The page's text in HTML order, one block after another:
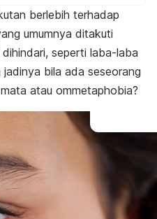
berlebih terhadap
umumnya ditakuti
seperti laba-laba
bila ada seseorang
atau ommetaphobia?